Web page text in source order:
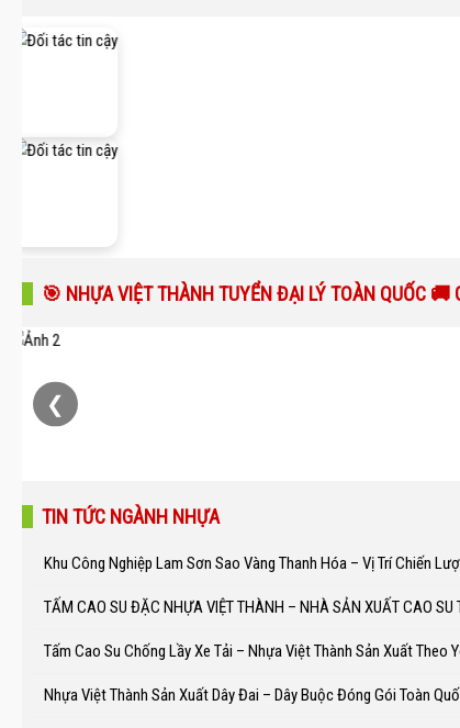
🎯 NHỰA VIỆT THÀNH TUYỂN ĐẠI LÝ TOÀN QUỐC 🚚
❮
TIN TỨC NGÀNH NHỰA
Khu Công Nghiệp Lam Sơn Sao Vàng Thanh Hóa – Vị Trí Chiến
TẤM CAO SU ĐẶC NHỰA VIỆT THÀNH – NHÀ SẢN XUẤT CAO SU
Tấm Cao Su Chống Lầy Xe Tải – Nhựa Việt Thành Sản Xuất Theo
Nhựa Việt Thành Sản Xuất Dây Đai – Dây Buộc Đóng Gói Toàn